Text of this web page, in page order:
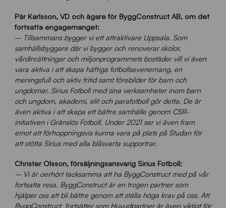
Pär Karlsson, VD och ägare för ByggConstruct AB, om det
fortsatta engagemanget:
– Tillsammans bygger vi ett attraktivare Uppsala. Som
samhällsbyggare där vi bygger och renoverar skolor,
vårdinrättningar och miljonprogrammets bostäder vill vi även
vara aktiva i att skapa häftiga fotbollsevenemang, en
meningsfull och aktiv fritid samt förebilder för barn och
ungdomar. Sirius Fotboll med sina verksamheter inom barn
och ungdom, akademi, elit och parafotboll gör detta. De är
även aktiva i att skapa ett bättre samhälle genom CSR-
initiativen i Gränslös Fotboll. Under 2021 ser vi även fram
emot att förhoppningsvis kunna vara på plats på Studan för
att stötta Sirius med alla blåsvarta supportrar.
Christer Olsson, försäljningsansvarig Sirius Fotboll:
– Vi är oerhört tacksamma att ha ByggConstruct med på vår
fortsatta resa. ByggConstructär en trogen partner som
hjälper oss att bli bättre genom att ställa höga krav på oss. Att
ByggConstruct fortsätter som Huvudpartner är även viktigt för